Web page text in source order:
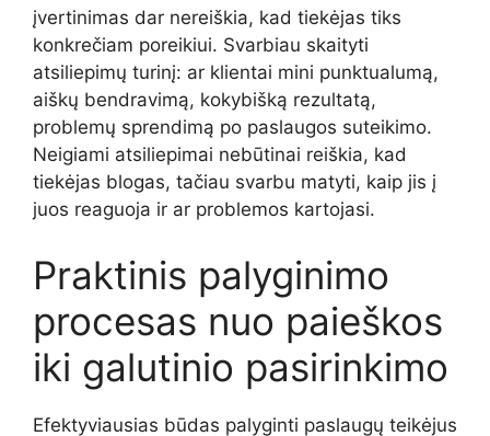
įvertinimas dar nereiškia, kad tiekėjas tiks
konkrečiam poreikiui. Svarbiau skaityti
atsiliepimų turinį: ar klientai mini punktualumą,
aiškų bendravimą, kokybišką rezultatą,
problemų sprendimą po paslaugos suteikimo.
Neigiami atsiliepimai nebūtinai reiškia, kad
tiekėjas blogas, tačiau svarbu matyti, kaip jis į
juos reaguoja ir ar problemos kartojasi.
Praktinis palyginimo
procesas nuo paieškos
iki galutinio pasirinkimo
Efektyviausias būdas palyginti paslaugų teikėjus